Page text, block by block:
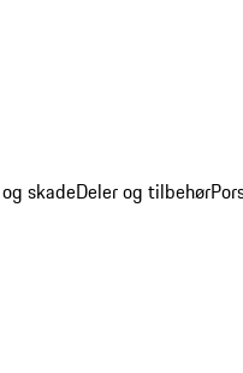
skadeDeler og tilbehør